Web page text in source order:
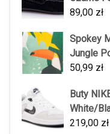
89,00 zł
Spokey
Jungle
50,99 zł
Buty
White/
219,00 zł